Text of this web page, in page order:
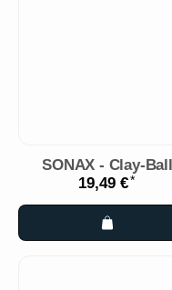
SONAX - Clay-Ball
19,49 €*